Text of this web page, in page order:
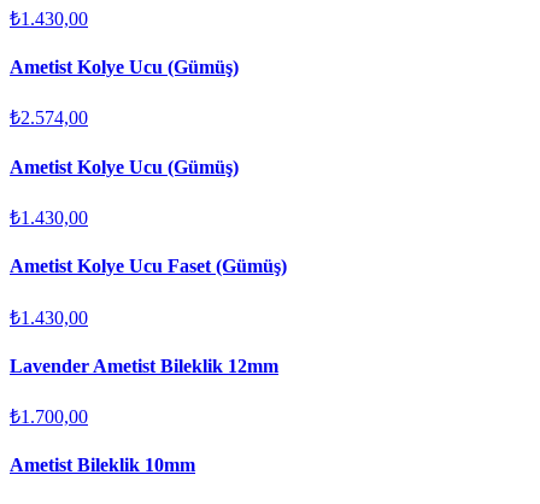
₺1.430,00
Ametist Kolye Ucu (Gümüş)
₺2.574,00
Ametist Kolye Ucu (Gümüş)
₺1.430,00
Ametist Kolye Ucu Faset (Gümüş)
₺1.430,00
Lavender Ametist Bileklik 12mm
₺1.700,00
Ametist Bileklik 10mm